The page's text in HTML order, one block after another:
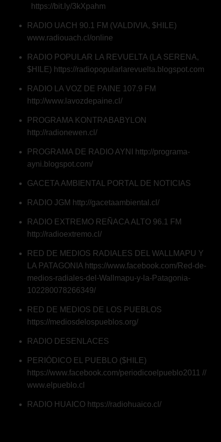
https://bit.ly/3kXpahm
RADIO UACH 90.1 FM (VALDIVIA, $HILE)
www.radiouach.cl/online
RADIO POPULAR LA REVUELTA (LA SERENA,
$HILE) https://radiopopularlarevuelta.blogspot.com
RADIO LA VOZ DE PAINE 107.9 FM
http://www.lavozdepaine.cl/
PROGRAMA KONTRABABYLON
http://radionewen.cl/
PROGRAMA DE RADIO AYNI
http://programa-
ayni.blogspot.com/
GACETA AMBIENTAL PORTAL DE NOTICIAS
RADIO JGM http://gacetaambiental.cl/
RADIO EXTREMO REÑACA ALTO 96.1 FM
http://radioextremo.cl/
RED DE MEDIOS RADIALES DEL WALLMAPU Y
LA PATAGONIA https://www.facebook.com/Red-de-
medios-radiales-del-Wallmapu-y-la-Patagonia-
102280078266349/
RED DE MEDIOS DE LOS PUEBLOS
https://mediosdelospueblos.org/
RADIO DESENLACES
PERIÓDICO EL PUEBLO ($HILE)
https://www.facebook.com/periodicoelpueblo2011 //
www.elpueblo.cl
RADIO HUAICO https://radiohuaico.cl/